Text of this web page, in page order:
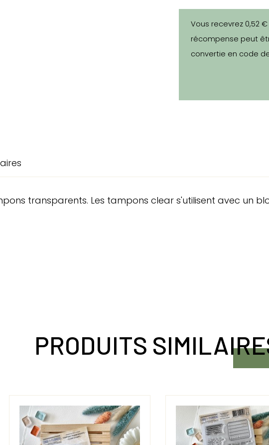
Vous recevrez 0,52
récompense peut
convertie en code
transparents. Les tampons clear s'utilisent avec un
PRODUITS